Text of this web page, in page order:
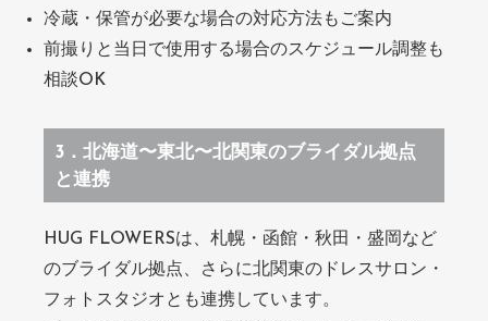
冷蔵・保管が必要な場合の対応方法もご案内
前撮りと当日で使用する場合のスケジュール調整も
相談OK
3．北海道〜東北〜北関東のブライダル拠点
と連携
HUG FLOWERSは、札幌・函館・秋田・盛岡など
のブライダル拠点、さらに北関東のドレスサロン・
フォトスタジオとも連携しています。